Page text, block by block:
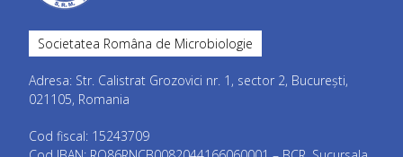
Societatea Româna de Microbiologie
Adresa: Str. Calistrat Grozovici nr. 1, sector 2, București,
021105, Romania
Cod fiscal: 15243709